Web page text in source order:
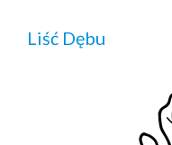
Liść Dębu